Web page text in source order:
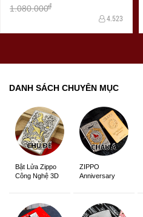
1.080.000đ
4.523
DANH SÁCH CHUYÊN MỤC
Bật Lửa Zippo
Công Nghệ 3D
ZIPPO
Anniversary